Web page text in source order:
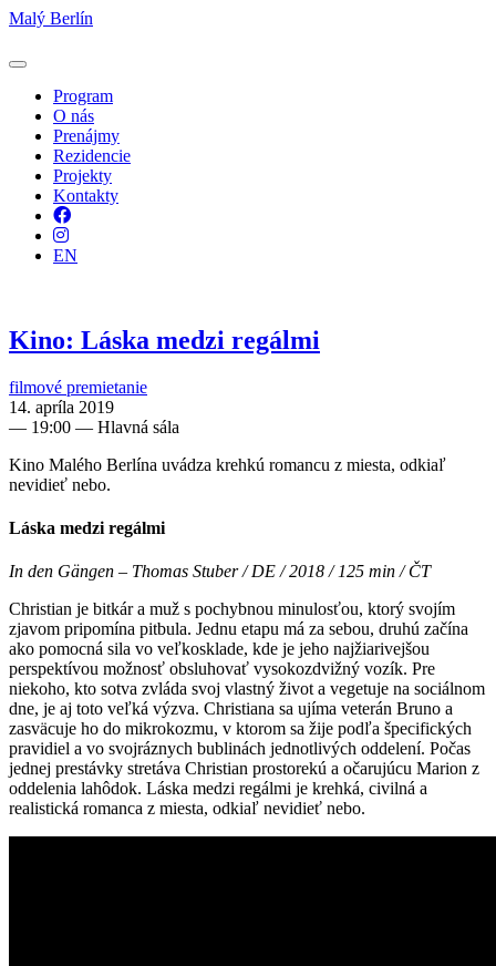
Malý Berlín
Program
O nás
Prenájmy
Rezidencie
Projekty
Kontakty
Facebook
Instagram
EN
Kino: Láska medzi regálmi
filmové premietanie
14. apríla 2019
— 19:00 — Hlavná sála
Kino Malého Berlína uvádza krehkú romancu z miesta, odkiaľ
nevidieť nebo.
Láska medzi regálmi
In den Gängen – Thomas Stuber / DE / 2018 / 125 min / ČT
Christian je bitkár a muž s pochybnou minulosťou, ktorý svojím
zjavom pripomína pitbula. Jednu etapu má za sebou, druhú začína
ako pomocná sila vo veľkosklade, kde je jeho najžiarivejšou
perspektívou možnosť obsluhovať vysokozdvižný vozík. Pre
niekoho, kto sotva zvláda svoj vlastný život a vegetuje na sociálnom
dne, je aj toto veľká výzva. Christiana sa ujíma veterán Bruno a
zasväcuje ho do mikrokozmu, v ktorom sa žije podľa špecifických
pravidiel a vo svojráznych bublinách jednotlivých oddelení. Počas
jednej prestávky stretáva Christian prostorekú a očarujúcu Marion z
oddelenia lahôdok. Láska medzi regálmi je krehká, civilná a
realistická romanca z miesta, odkiaľ nevidieť nebo.